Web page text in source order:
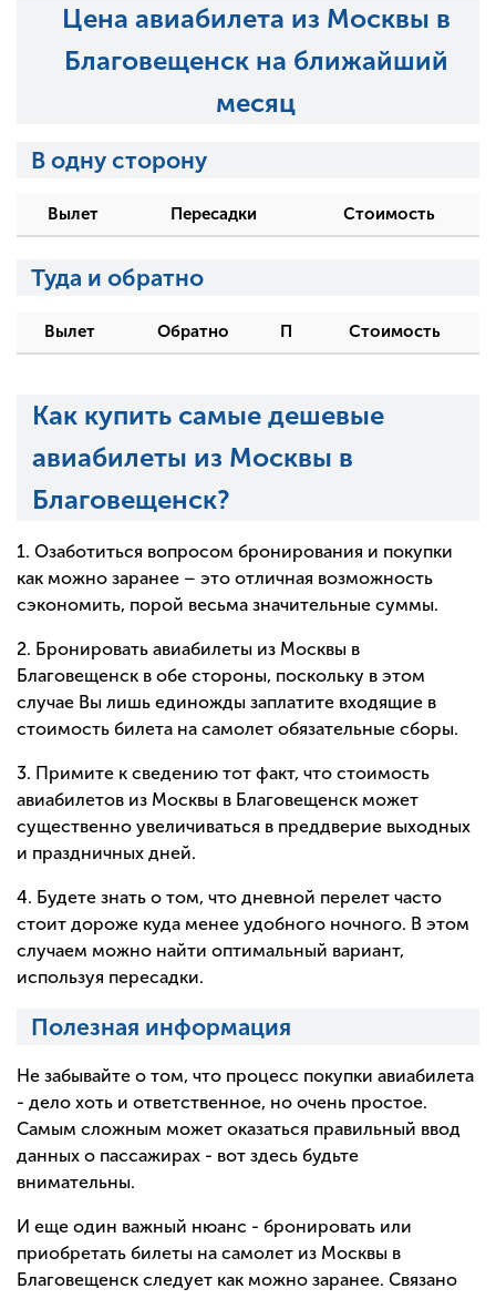
Цена авиабилета из Москвы в
Благовещенск на ближайший
месяц
В одну сторону
Вылет Пересадки Стоимость
Туда и обратно
Вылет Обратно П Стоимость
Как купить самые дешевые
авиабилеты из Москвы в
Благовещенск?
1. Озаботиться вопросом бронирования и покупки
как можно заранее – это отличная возможность
сэкономить, порой весьма значительные суммы.
2. Бронировать авиабилеты из Москвы в
Благовещенск в обе стороны, поскольку в этом
случае Вы лишь единожды заплатите входящие в
стоимость билета на самолет обязательные сборы.
3. Примите к сведению тот факт, что стоимость
авиабилетов из Москвы в Благовещенск может
существенно увеличиваться в преддверие выходных
и праздничных дней.
4. Будете знать о том, что дневной перелет часто
стоит дороже куда менее удобного ночного. В этом
случаем можно найти оптимальный вариант,
используя пересадки.
Полезная информация
Не забывайте о том, что процесс покупки авиабилета
- дело хоть и ответственное, но очень простое.
Самым сложным может оказаться правильный ввод
данных о пассажирах - вот здесь будьте
внимательны.
И еще один важный нюанс - бронировать или
приобретать билеты на самолет из Москвы в
Благовещенск следует как можно заранее. Связано